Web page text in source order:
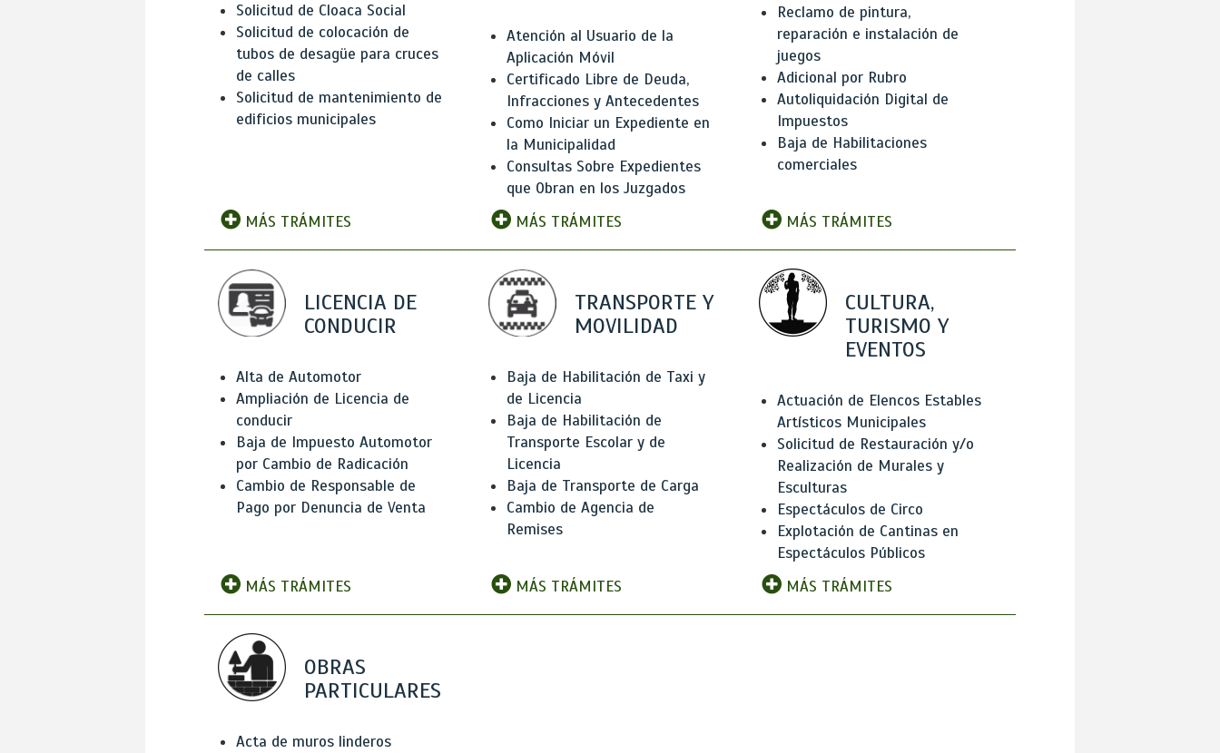
Solicitud de Cloaca Social
Solicitud de colocación de
tubos de desagüe para cruces
de calles
Solicitud de mantenimiento de
edificios municipales
MÁS TRÁMITES
Atención al Usuario de la
Aplicación Móvil
Certificado Libre de Deuda,
Infracciones y Antecedentes
Como Iniciar un Expediente en
la Municipalidad
Consultas Sobre Expedientes
que Obran en los Juzgados
MÁS TRÁMITES
Reclamo de pintura,
reparación e instalación de
juegos
Adicional por Rubro
Autoliquidación Digital de
Impuestos
Baja de Habilitaciones
comerciales
MÁS TRÁMITES
LICENCIA DE
CONDUCIR
Alta de Automotor
Ampliación de Licencia de
conducir
Baja de Impuesto Automotor
por Cambio de Radicación
Cambio de Responsable de
Pago por Denuncia de Venta
MÁS TRÁMITES
TRANSPORTE Y
MOVILIDAD
Baja de Habilitación de Taxi y
de Licencia
Baja de Habilitación de
Transporte Escolar y de
Licencia
Baja de Transporte de Carga
Cambio de Agencia de
Remises
MÁS TRÁMITES
CULTURA,
TURISMO Y
EVENTOS
Actuación de Elencos Estables
Artísticos Municipales
Solicitud de Restauración y/o
Realización de Murales y
Esculturas
Espectáculos de Circo
Explotación de Cantinas en
Espectáculos Públicos
MÁS TRÁMITES
OBRAS
PARTICULARES
Acta de muros linderos